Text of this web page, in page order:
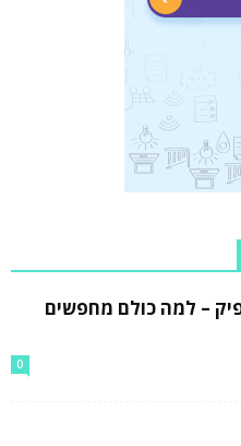
– למה כולם מחפשים
0